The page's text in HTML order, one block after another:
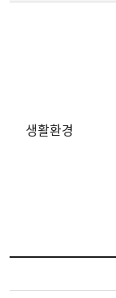
생활환경